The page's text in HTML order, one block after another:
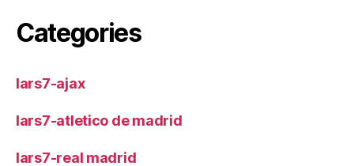
Categories
lars7-ajax
lars7-atletico de madrid
lars7-real madrid